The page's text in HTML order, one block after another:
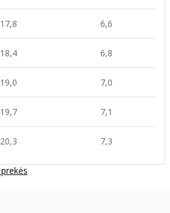
17,8 6,6
18,4 6,8
19,0 7,0
19,7 7,1
20,3 7,3